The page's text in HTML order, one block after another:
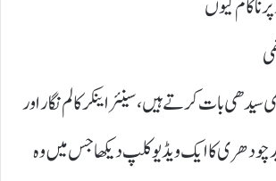
سیدھی بات کرتے ہیں، سینئر اینکر کالم نگار اور
کا ایک ویڈیو کلپ دیکھا جس میں وہ